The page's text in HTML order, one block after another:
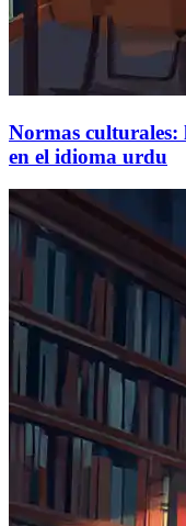
Normas culturales:
en el idioma urdu